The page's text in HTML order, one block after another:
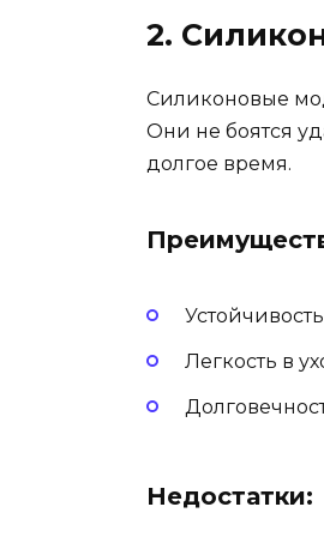
2.
Силиконовые
Они не боятся
долгое время.
Легкость в
Недостатки: